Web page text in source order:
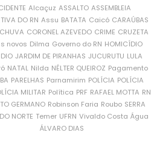
Alcaçuz ASSALTO ASSEMBLEIA
DO RN Assu BATATA Caicó CARAÚBAS
CORONEL AZEVEDO CRIME CRUZETA
novos Dilma Governo do RN HOMICÍDIO
JARDIM DE PIRANHAS JUCURUTU LULA
NATAL Nilda NÉLTER QUEIROZ Pagamento
PARELHAS Parnamirim POLÍCIA POLÍCIA
MILITAR Política PRF RAFAEL MOTTA RN
GERMANO Robinson Faria Roubo SERRA
NORTE Temer UFRN Vivaldo Costa Água
ÁLVARO DIAS